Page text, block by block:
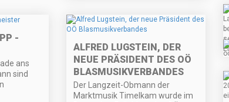
-
ans
sind
ALFRED LUGSTEIN, DER
NEUE PRÄSIDENT DES OÖ
BLASMUSIKVERBANDES
Der Langzeit-Obmann der
Marktmusik Timelkam wurde im